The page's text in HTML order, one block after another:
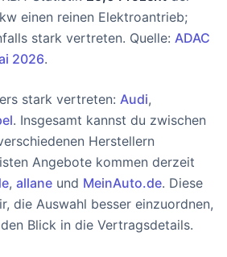
einen reinen Elektroantrieb;
stark vertreten. Quelle: ADAC
2026.
stark vertreten: Audi,
. Insgesamt kannst du zwischen
Herstellern
Angebote kommen derzeit
, allane und MeinAuto.de. Diese
die Auswahl besser einzuordnen,
Blick in die Vertragsdetails.